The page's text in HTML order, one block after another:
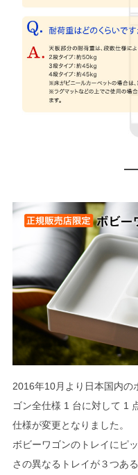
2016年10月より日本国内の
ゴン全仕様 1 台に対して 1
仕様が変更となりました。
ボビーワゴンのトレイにピ
さの異なるトレイが３つあ